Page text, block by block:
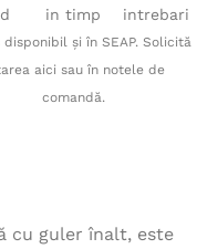
in timp
intrebari
disponibil și în SEAP. Solicită
aici sau în notele de
comandă.
cu guler înalt, este